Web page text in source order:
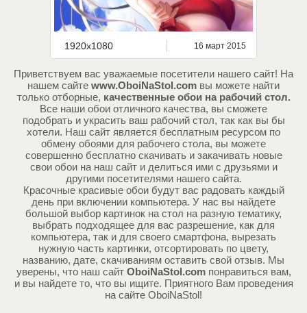
1920x1080 16 март 2015
Приветствуем вас уважаемые посетители нашего сайт! На
нашем сайте www.OboiNaStol.com вы можете найти
только отборные, качественные обои на рабочий стол.
Все наши обои отличного качества, вы сможете
подобрать и украсить ваш рабочий стол, так как вы бы
хотели. Наш сайт является бесплатным ресурсом по
обмену обоями для рабочего стола, вы можете
совершенно бесплатно скачивать и закачивать новые
свои обои на наш сайт и делиться ими с друзьями и
другими посетителями нашего сайта.
Красочные красивые обои будут вас радовать каждый
день при включении компьютера. У нас вы найдете
большой выбор картинок на стол на разную тематику,
выбрать подходящее для вас разрешение, как для
компьютера, так и для своего смартфона, вырезать
нужную часть картинки, отсортировать по цвету,
названию, дате, скачиваниям оставить свой отзыв. Мы
уверены, что наш сайт OboiNaStol.comпонравиться вам,
и вы найдете то, что вы ищите. Приятного Вам проведения
на сайте OboiNaStol!